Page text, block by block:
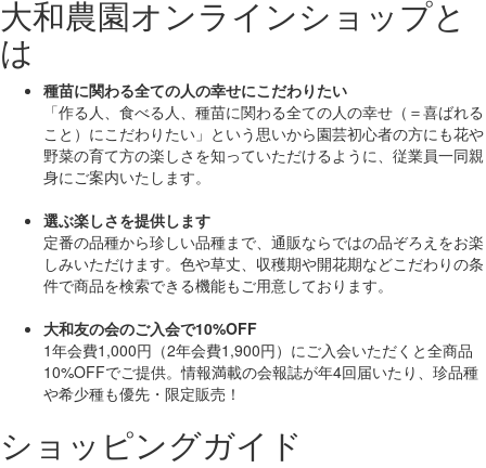
大和農園オンラインショップと
は
種苗に関わる全ての人の幸せにこだわりたい
「作る人、食べる人、種苗に関わる全ての人の幸せ（＝喜ばれる
こと）にこだわりたい」 という思いから園芸初心者の方にも花や
野菜の育て方の楽しさを知っていただけるように、従業員一同親
身にご案内いたします。
選ぶ楽しさを提供します
定番の品種から珍しい品種まで、通販ならではの品ぞろえをお楽
しみいただけます。色や草丈、収穫期や開花期などこだわりの条
件で商品を検索できる機能もご用意しております。
大和友の会のご入会で10%OFF
1年会費1,000円（2年会費1,900円）にご入会いただくと全商品
10%OFFでご提供。情報満載の会報誌が年4回届いたり、珍品種
や希少種も優先・限定販売！
ショッピングガイド